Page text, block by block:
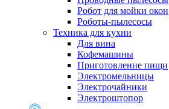
Робот для мойки окон
Роботы-пылесосы
Техника для кухни
Для вина
Кофемашины
Приготовление пищи
Электромельницы
Электрочайники
Электроштопор